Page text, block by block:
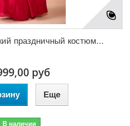
праздничный костюм...
руб
Еще
В наличии